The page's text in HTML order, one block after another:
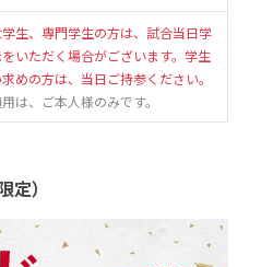
生、専門学生の方は、試合当日学
いただく場合がございます。学生
めの方は、当日ご持参ください。
は、ご本人様のみです。
）